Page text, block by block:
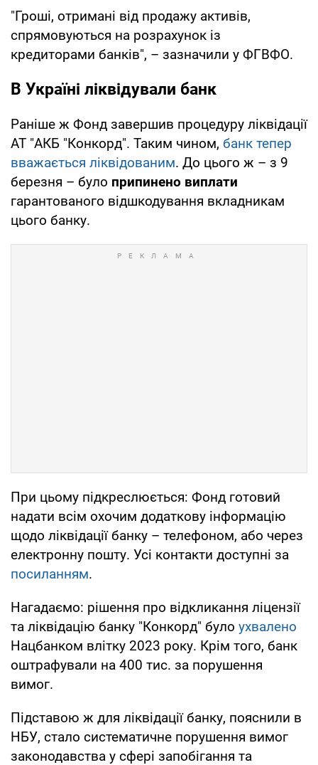
"Гроші, отримані від продажу активів,
спрямовуються на розрахунок із
кредиторами банків", – зазначили у ФГВФО.
В Україні ліквідували банк
Раніше ж Фонд завершив процедуру ліквідації
АТ "АКБ "Конкорд". Таким чином, банк тепер
вважається ліквідованим. До цього ж – з 9
березня – було припинено виплати
гарантованого відшкодування вкладникам
цього банку.
При цьому підкреслюється: Фонд готовий
надати всім охочим додаткову інформацію
щодо ліквідації банку – телефоном, або через
електронну пошту. Усі контакти доступні за
посиланням.
Нагадаємо: рішення про відкликання ліцензії
та ліквідацію банку "Конкорд" було ухвалено
Нацбанком влітку 2023 року. Крім того, банк
оштрафували на 400 тис. за порушення
вимог.
Підставою ж для ліквідації банку, пояснили в
НБУ, стало систематичне порушення вимог
законодавства у сфері запобігання та